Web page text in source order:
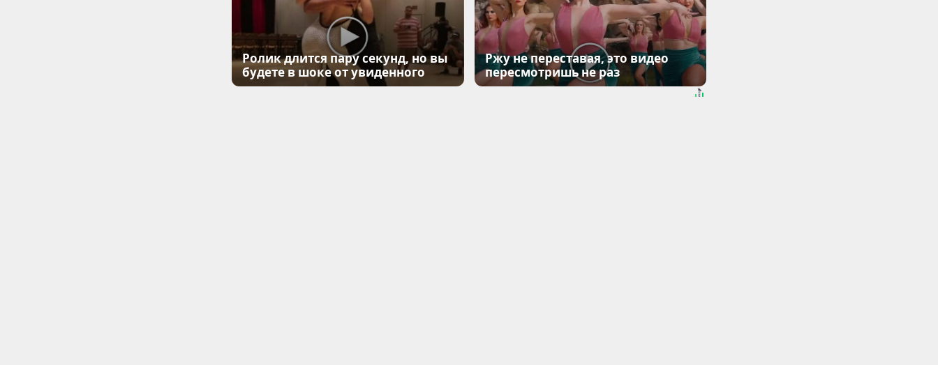
Ролик длится пару секунд, но вы
будете в шоке от увиденного
Ржу не переставая, это видео
пересмотришь не раз